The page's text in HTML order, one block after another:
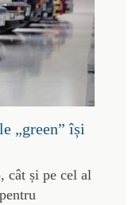
„green” își
cât și pe cel al